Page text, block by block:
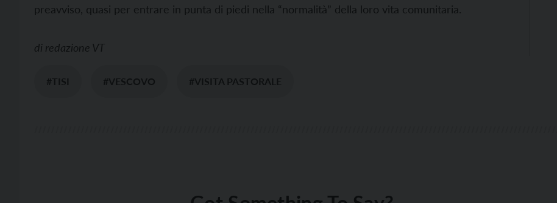
preavviso, quasi per entrare in punta di piedi nella “normalità” della loro vita comunitaria.
di redazione VT
#TISI #VESCOVO #VISITA PASTORALE